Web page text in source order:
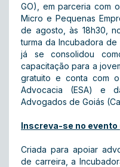
GO), em parceria com
Micro e Pequenas
de agosto, às 18h30,
turma da Incubadora
já se consolidou
capacitação para a
gratuito e conta com
Advocacia (ESA) e
Advogados de Goiás
Inscreva-se no evento
Criada para apoiar
de carreira, a